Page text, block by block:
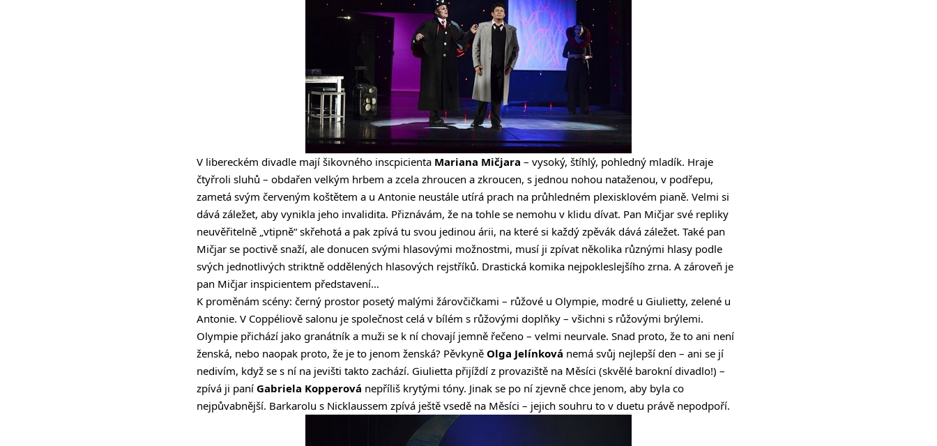
V libereckém divadle mají šikovného inscpicienta Mariana Mičjara – vysoký, štíhlý, pohledný mladík. Hraje
čtyřroli sluhů – obdařen velkým hrbem a zcela zhroucen a zkroucen, s jednou nohou nataženou, v podřepu,
zametá svým červeným koštětem a u Antonie neustále utírá prach na průhledném plexisklovém pianě. Velmi si
dává záležet, aby vynikla jeho invalidita. Přiznávám, že na tohle se nemohu v klidu dívat. Pan Mičjar své repliky
neuvěřitelně „vtipně“ skřehotá a pak zpívá tu svou jedinou árii, na které si každý zpěvák dává záležet. Také pan
Mičjar se poctivě snaží, ale donucen svými hlasovými možnostmi, musí ji zpívat několika různými hlasy podle
svých jednotlivých striktně oddělených hlasových rejstříků. Drastická komika nejpokleslejšího zrna. A zároveň je
pan Mičjar inspicientem představení…
K proměnám scény: černý prostor posetý malými žárovčičkami – růžové u Olympie, modré u Giulietty, zelené u
Antonie. V Coppéliově salonu je společnost celá v bílém s růžovými doplňky – všichni s růžovými brýlemi.
Olympie přichází jako granátník a muži se k ní chovají jemně řečeno – velmi neurvale. Snad proto, že to ani není
ženská, nebo naopak proto, že je to jenom ženská? Pěvkyně Olga Jelínková nemá svůj nejlepší den – ani se jí
nedivím, když se s ní na jevišti takto zachází. Giulietta přijíždí z provaziště na Měsíci (skvělé barokní divadlo!) –
zpívá ji paní Gabriela Kopperová nepříliš krytými tóny. Jinak se po ní zjevně chce jenom, aby byla co
nejpůvabnější. Barkarolu s Nicklaussem zpívá ještě vsedě na Měsíci – jejich souhru to v duetu právě nepodpoří.